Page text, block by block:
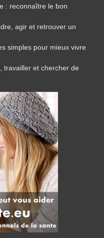
: reconnaître le bon
agir et retrouver un
simples pour mieux vivre
travailler et chercher de